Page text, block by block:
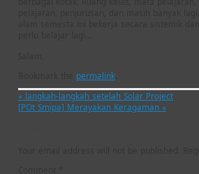
permalink.
«langkah-langkah setelah Solar Project
[POt Smipa] Merayakan Keragaman »